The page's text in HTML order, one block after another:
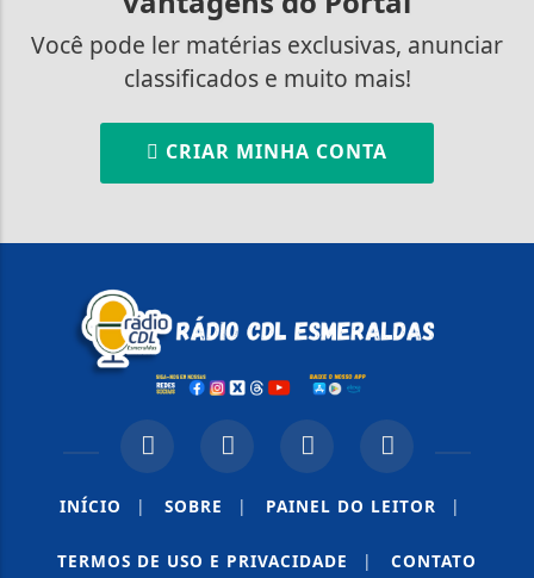
Você pode ler matérias exclusivas, anunciar
classificados e muito mais!
CRIAR MINHA CONTA
INÍCIO | SOBRE | PAINEL DO LEITOR |
TERMOS DE USO E PRIVACIDADE | CONTATO